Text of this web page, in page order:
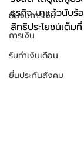
ยื่นงบการเงิน
การเงิน
รับทำเงินเดือน
ยื่นประกันสังคม
ธุรกิจ มาแล้วนับร้อ
สิทธิประโยชน์เต็ม